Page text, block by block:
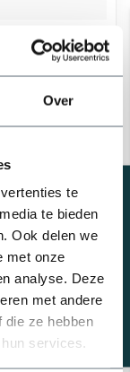
Over
te
te bieden
Ook delen we
met onze
analyse. Deze
met andere
die ze hebben
services.
knie slangtule
| 16
Beregeningsplan?